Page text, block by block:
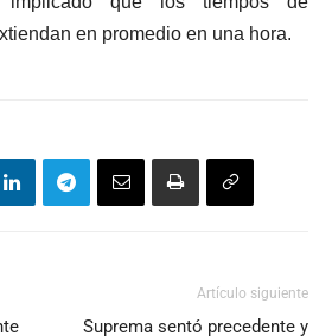
en promedio en una hora.
Artículo siguiente
Suprema sentó precedente y